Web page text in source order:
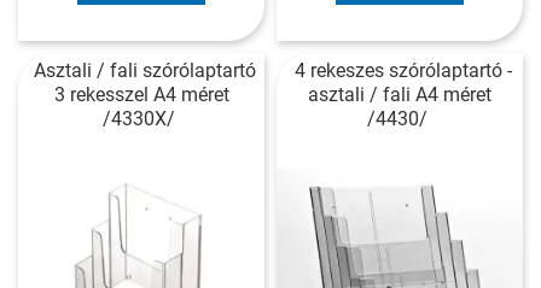
Asztali / fali szórólaptartó
3 rekesszel A4 méret
/4330X/
4 rekeszes szórólaptartó -
asztali / fali A4 méret
/4430/